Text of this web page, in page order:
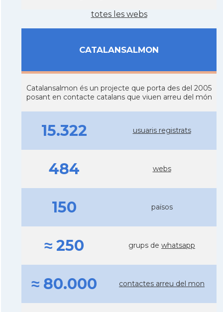
totes les webs
CATALANSALMON
Catalansalmon és un projecte que porta des del 2005
posant en contacte catalans que viuen arreu del món
15.322 usuaris registrats
484 webs
150 països
≈ 250 grups de whatsapp
≈ 80.000 contactes arreu del mon